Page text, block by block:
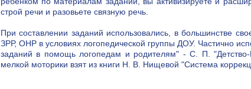
строй речи и разовьете связную речь.
При составлении заданий использовались, в большинстве
ЗРР, ОНР в условиях логопедической группы ДОУ. Частично
заданий в помощь логопедам и родителям" - С. П.
мелкой моторики взят из книги Н. В. Нищевой "Система